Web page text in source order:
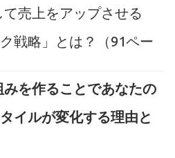
売上をアップさせる
戦略」とは？（91ペー
みを作ることであなたの
イルが変化する理由と